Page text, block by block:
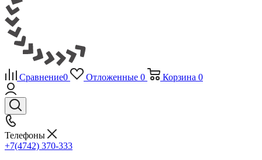
Сравнение0 Отложенные 0 Корзина 0
Телефоны
+7(4742) 370-333